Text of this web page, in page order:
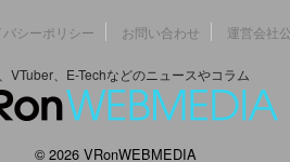
シーポリシー お問い合わせ 運営会社
VTuber、E-Techなどのニュースやコラム
© 2026 VRonWEBMEDIA